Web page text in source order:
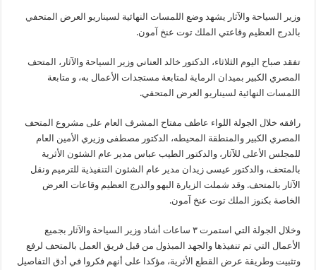
بالمتحف
المصري
وزير السياحة والآثار يشهد وضع اللمسات النهائية لسيناريو العرض المتحفي
بالدرج العظيم وقاعتي الملك توت عنخ آمون.
تفقد صباح اليوم الثلاثاء، الدكتور خالد العناني وزير السياحة والآثار، المتحف
المصري الكبير بميدان الرماية لمتابعة مستجدات الأعمال به، و متابعة
اللمسات النهائية لسيناريو العرض المتحفي.
رافقه خلال الجولة اللواء عاطف مفتاح المشرف العام على مشروع المتحف
المصري الكبير والمنطقة المحيطه، الدكتور مصطفى وزيري الأمين العام
للمجلس الأعلى للآثار، والدكتور الطيب عباس مدير عام الشئون الأثرية
بالمتحف، والدكتور عيسى زيدان مدير عام الشئون التنفيذية للترميم ونقل
الآثار بالمتحف. وقد شملت الزيارة البهو والدرج العظيم وقاعات العرض
الخاصة بكنوز الملك توت عنخ آمون.
وخلال الجولة التي استمرت ٣ ساعات أشاد وزير السياحة والآثار بجميع
الأعمال التي تم تنفيذها والجهد المبذول من قبل فريق العمل بالمتحف لرفع
وتثبيت وطريقة عرض القطع الأثرية، مؤكدا على أنهم فكروا في أدق التفاصيل